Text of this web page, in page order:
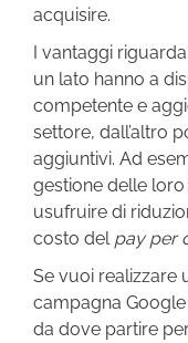
acquisire.
I vantaggi
un lato hanno a
competente e
settore, dall’altro
aggiuntivi. Ad
gestione delle
usufruire di
costo del pay per
Se vuoi realizzare
campagna
da dove partire